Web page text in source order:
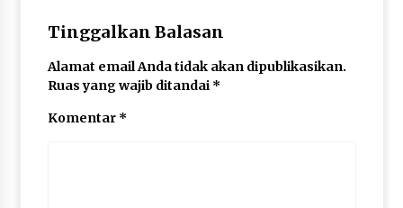
Tinggalkan Balasan
Alamat email Anda tidak akan dipublikasikan.
Ruas yang wajib ditandai *
Komentar *